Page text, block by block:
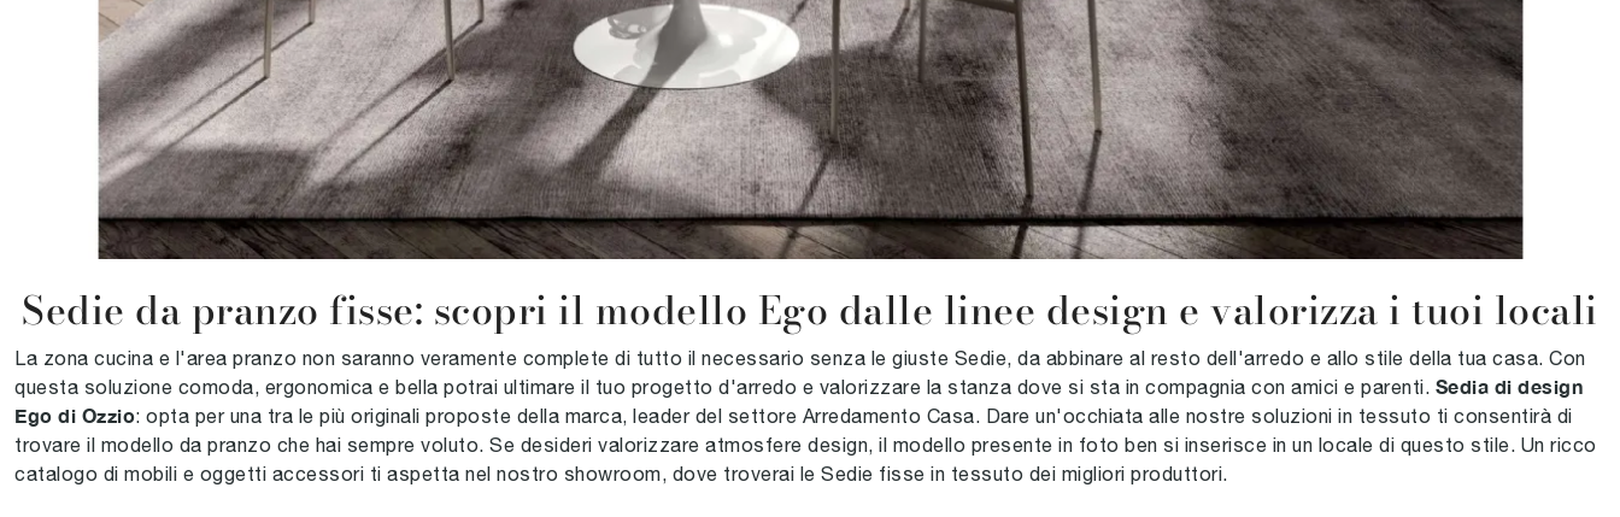
Sedie da pranzo fisse: scopri il modello Ego dalle linee design e valorizza i tuoi locali
La zona cucina e l'area pranzo non saranno veramente complete di tutto il necessario senza le giuste Sedie, da abbinare al resto dell'arredo e allo stile della tua casa. Con
questa soluzione comoda, ergonomica e bella potrai ultimare il tuo progetto d'arredo e valorizzare la stanza dove si sta in compagnia con amici e parenti. Sedia di design
Ego di Ozzio: opta per una tra le più originali proposte della marca, leader del settore Arredamento Casa. Dare un'occhiata alle nostre soluzioni in tessuto ti consentirà di
trovare il modello da pranzo che hai sempre voluto. Se desideri valorizzare atmosfere design, il modello presente in foto ben si inserisce in un locale di questo stile. Un ricco
catalogo di mobili e oggetti accessori ti aspetta nel nostro showroom, dove troverai le Sedie fisse in tessuto dei migliori produttori.